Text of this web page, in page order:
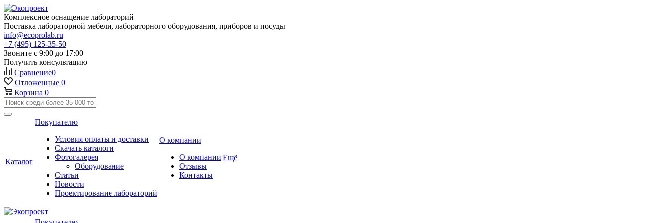
Комплексное оснащение лабораторий
Поставка лабораторной мебели, лабораторного оборудования, приборов и посуды
info@ecoprolab.ru
+7 (495) 125-35-50
Звоните с 9:00 до 17:00
Получить консультацию
Сравнение0
Отложенные 0
Корзина 0
Каталог
Покупателю
Условия оплаты и доставки
Скачать каталоги
Фотогалерея
Оборудование
Статьи
Новости
Проектирование лабораторий
О компании
О компании
Отзывы
Контакты
Ещё